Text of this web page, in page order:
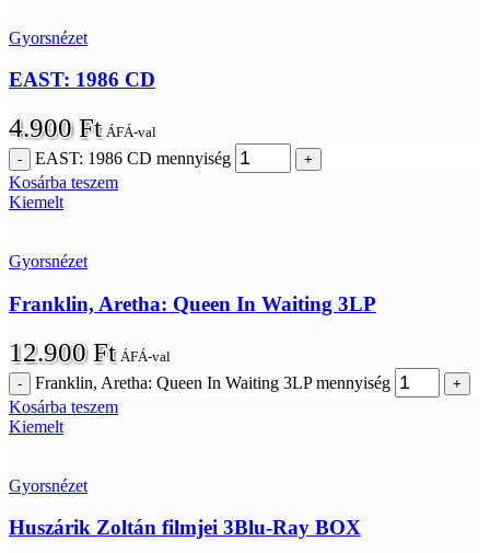
Gyorsnézet
EAST: 1986 CD
4.900Ft ÁFÁ-val
EAST: 1986 CD mennyiség
Kosárba teszem
Kiemelt
Gyorsnézet
Franklin, Aretha: Queen In Waiting 3LP
12.900Ft ÁFÁ-val
Franklin, Aretha: Queen In Waiting 3LP mennyiség
Kosárba teszem
Kiemelt
Gyorsnézet
Huszárik Zoltán filmjei 3Blu-Ray BOX